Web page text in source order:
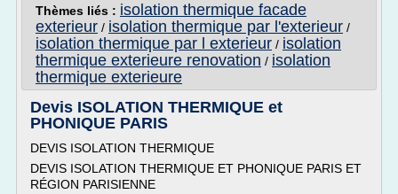
Thèmes liés : isolation thermique facade
exterieur / isolation thermique par l'exterieur /
isolation thermique par l exterieur / isolation
thermique exterieure renovation / isolation
thermique exterieure
Devis ISOLATION THERMIQUE et
PHONIQUE PARIS
DEVIS ISOLATION THERMIQUE
DEVIS ISOLATION THERMIQUE ET PHONIQUE PARIS ET
RÉGION PARISIENNE